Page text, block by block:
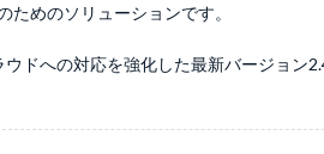
めのソリューションです。
ドへの対応を強化した最新バージョン